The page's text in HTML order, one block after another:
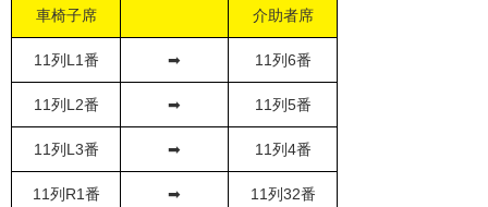
車椅子席
介助者席
11列L1番 ➡ 11列6番
11列L2番 ➡ 11列5番
11列L3番 ➡ 11列4番
11列R1番 ➡ 11列32番